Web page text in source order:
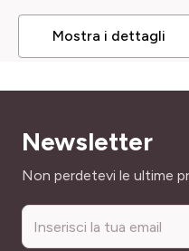
LARGHEZZA ADULTA
60 cm
RUSTICITÀ
Mostra i dettagli
Newsletter
Indirizzo email
Non perdetevi le ultime